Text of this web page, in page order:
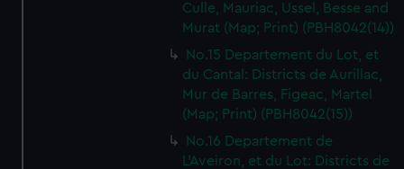
Culle, Mauriac, Ussel, Besse and
Murat (Map; Print) (PBH8042(14))
No.15 Departement du Lot, et
du Cantal: Districts de Aurillac,
Mur de Barres, Figeac, Martel
(Map; Print) (PBH8042(15))
No.16 Departement de
L'Aveiron, et du Lot: Districts de